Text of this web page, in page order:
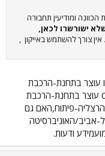
ומודיעין תחבורה
ישורשרו לכאן,
אין צורך להשתמש באייקון
עוצר בתחנת-הרכבת
וממשיך גם לרעננה?ידוע לי שקו אגד 029 עוצר בתחנת-הרכבת
פיתוח,האם גם
אביב/האוניברסיטה